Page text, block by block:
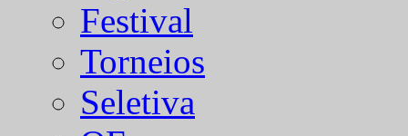
Festival
Torneios
Seletiva